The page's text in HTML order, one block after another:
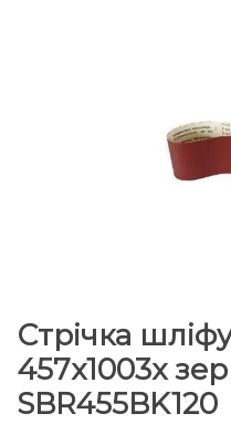
Стрічка
457x1003x
SBR455BK120